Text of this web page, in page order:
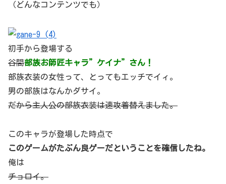
（どんなコンテンツでも）
初手から登場する
谷間部族お師匠キャラ”ケイナ”さん！
部族衣装の女性って、とってもエッチでイィ。
男の部族はなんかダサイ。
だから主人公の部族衣装は速攻着替えました。
このキャラが登場した時点で
このゲームがたぶん良ゲーだということを確信したね。
俺は
チョロイ。